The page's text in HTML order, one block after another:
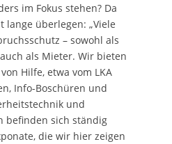
im Fokus stehen? Da
lange überlegen: „Viele
– sowohl als
als Mieter. Wir bieten
Hilfe, etwa vom LKA
Info-Boschüren und
und
befinden sich ständig
die wir hier zeigen